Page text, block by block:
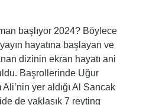
başlıyor 2024? Böylece
hayatına başlayan ve
dizinin ekran hayatı ani
Başrollerinde Uğur
yer aldığı Al Sancak
de yaklaşık 7 reyting